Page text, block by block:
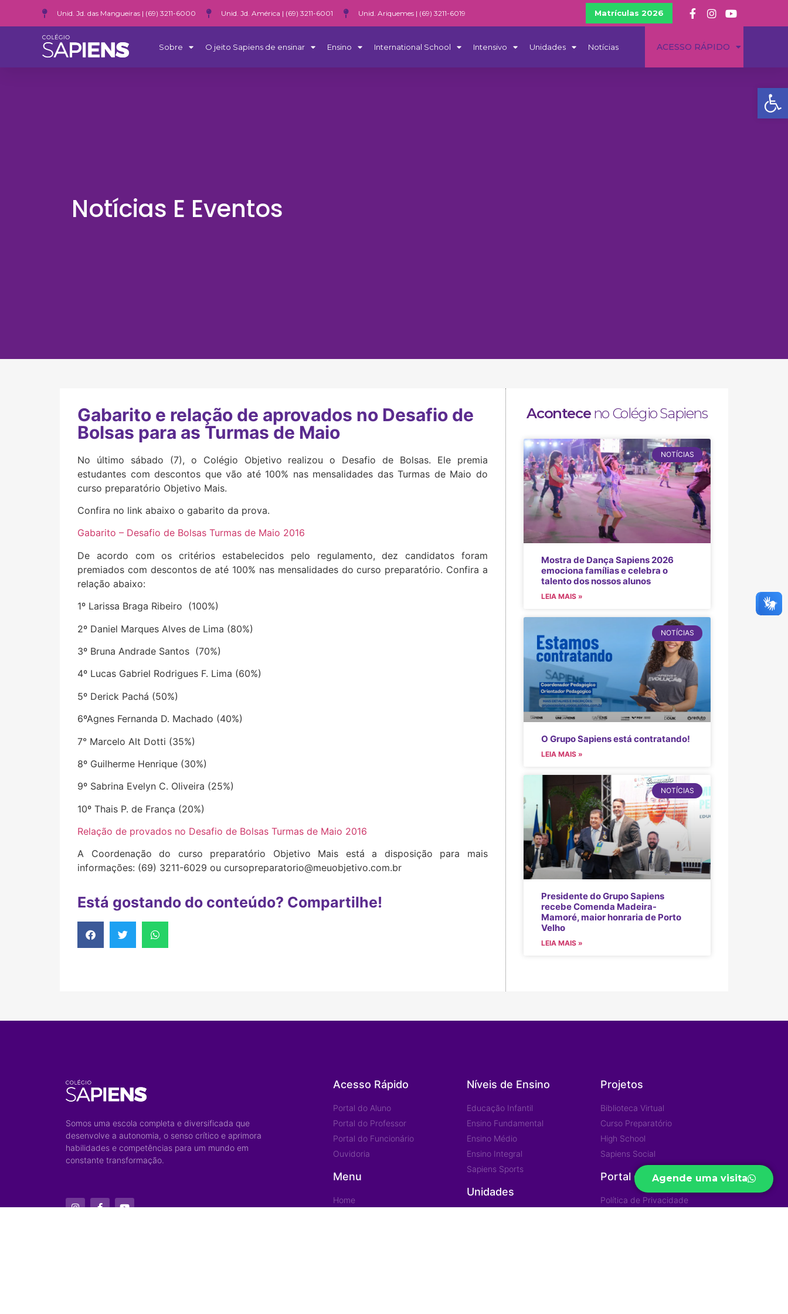
Unid. Jd. das Mangueiras | (69) 3211-6000 Unid. Jd. América | (69) 3211-6001 Unid. Ariquemes | (69) 3211-6019 Matrículas 2026
Sobre O jeito Sapiens de ensinar Ensino International School Intensivo Unidades Notícias ACESSO RÁPIDO
Notícias E Eventos
Gabarito e relação de aprovados no Desafio de
Bolsas para as Turmas de Maio
No último sábado (7), o Colégio Objetivo realizou o Desafio de Bolsas. Ele premia
estudantes com descontos que vão até 100% nas mensalidades das Turmas de Maio do
curso preparatório Objetivo Mais.
Confira no link abaixo o gabarito da prova.
Gabarito – Desafio de Bolsas Turmas de Maio 2016
De acordo com os critérios estabelecidos pelo regulamento, dez candidatos foram
premiados com descontos de até 100% nas mensalidades do curso preparatório. Confira a
relação abaixo:
1º Larissa Braga Ribeiro (100%)
2º Daniel Marques Alves de Lima (80%)
3º Bruna Andrade Santos (70%)
4º Lucas Gabriel Rodrigues F. Lima (60%)
5º Derick Pachá (50%)
6ºAgnes Fernanda D. Machado (40%)
7° Marcelo Alt Dotti (35%)
8º Guilherme Henrique (30%)
9º Sabrina Evelyn C. Oliveira (25%)
10º Thais P. de França (20%)
Relação de provados no Desafio de Bolsas Turmas de Maio 2016
A Coordenação do curso preparatório Objetivo Mais está a disposição para mais
informações: (69) 3211-6029 ou cursopreparatorio@meuobjetivo.com.br
Está gostando do conteúdo? Compartilhe!
Aconteceno Colégio Sapiens
NOTÍCIAS
Mostra de Dança Sapiens 2026
emociona famílias e celebra o
talento dos nossos alunos
LEIA MAIS »
NOTÍCIAS
O Grupo Sapiens está contratando!
LEIA MAIS »
NOTÍCIAS
Presidente do Grupo Sapiens
recebe Comenda Madeira-
Mamoré, maior honraria de Porto
Velho
LEIA MAIS »
Agende uma visita
Somos uma escola completa e diversificada que
desenvolve a autonomia, o senso crítico e aprimora
habilidades e competências para um mundo em
constante transformação.
Acesso Rápido
Portal do Aluno
Portal do Professor
Portal do Funcionário
Ouvidoria
Menu
Home
Níveis de Ensino
Educação Infantil
Ensino Fundamental
Ensino Médio
Ensino Integral
Sapiens Sports
Unidades
Projetos
Biblioteca Virtual
Curso Preparatório
High School
Sapiens Social
Portal de Privacidade
Política de Privacidade